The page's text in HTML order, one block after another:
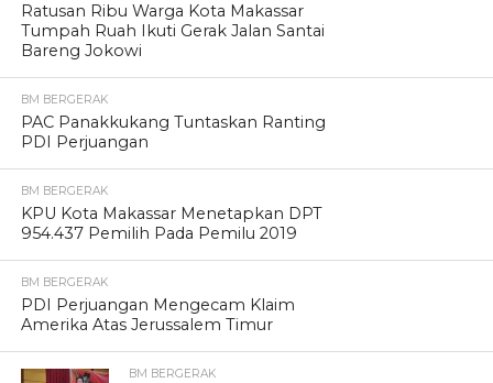
Ratusan Ribu Warga Kota Makassar
Tumpah Ruah Ikuti Gerak Jalan Santai
Bareng Jokowi
BM BERGERAK
PAC Panakkukang Tuntaskan Ranting
PDI Perjuangan
BM BERGERAK
KPU Kota Makassar Menetapkan DPT
954.437 Pemilih Pada Pemilu 2019
BM BERGERAK
PDI Perjuangan Mengecam Klaim
Amerika Atas Jerussalem Timur
BM BERGERAK